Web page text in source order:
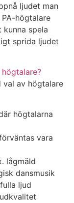
ljudet man
högtalare
spela
sprida ljudet
av högtalare
högtalarna
vara
lågmäld
dansmusik
ljud